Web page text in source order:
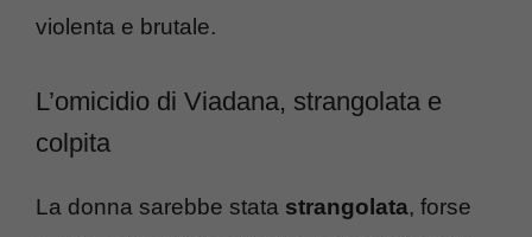
violenta e brutale.
L’omicidio di Viadana, strangolata e
colpita
La donna sarebbe stata strangolata, forse